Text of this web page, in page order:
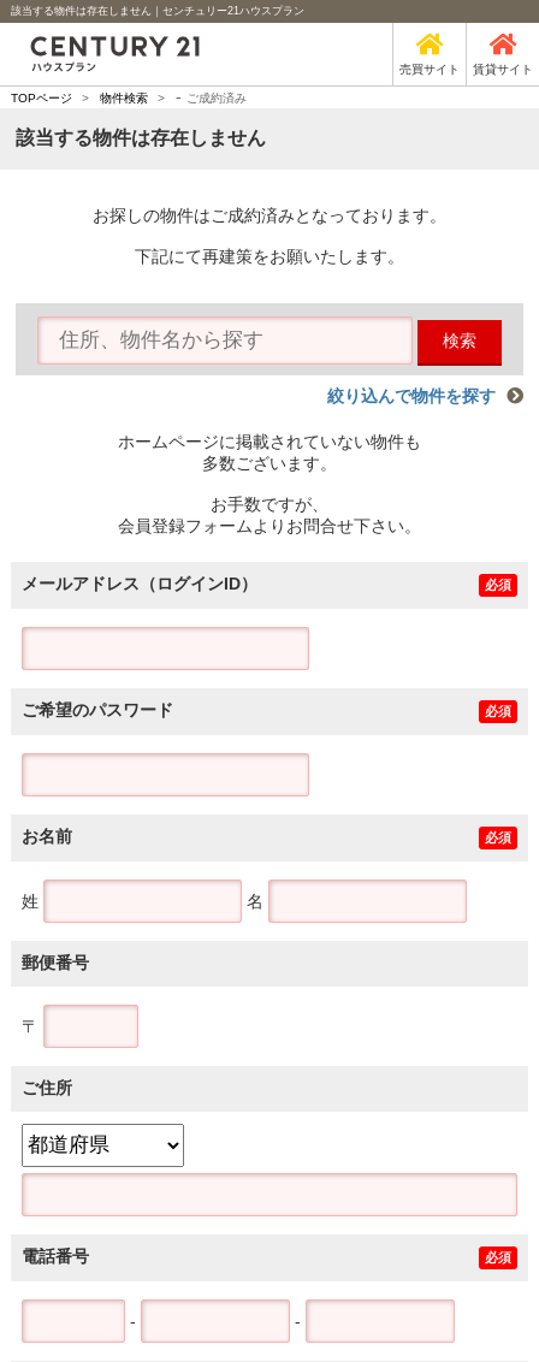
該当する物件は存在しません｜センチュリー21ハウスプラン
売買サイト 賃貸サイト
TOPページ > 物件検索 > - ご成約済み
該当する物件は存在しません
お探しの物件はご成約済みとなっております。
下記にて再建策をお願いたします。
検索
絞り込んで物件を探す
ホームページに掲載されていない物件も
多数ございます。
お手数ですが、
会員登録フォームよりお問合せ下さい。
メールアドレス（ログインID） 必須
ご希望のパスワード 必須
お名前 必須
姓 名
郵便番号
〒
ご住所
電話番号 必須
- -